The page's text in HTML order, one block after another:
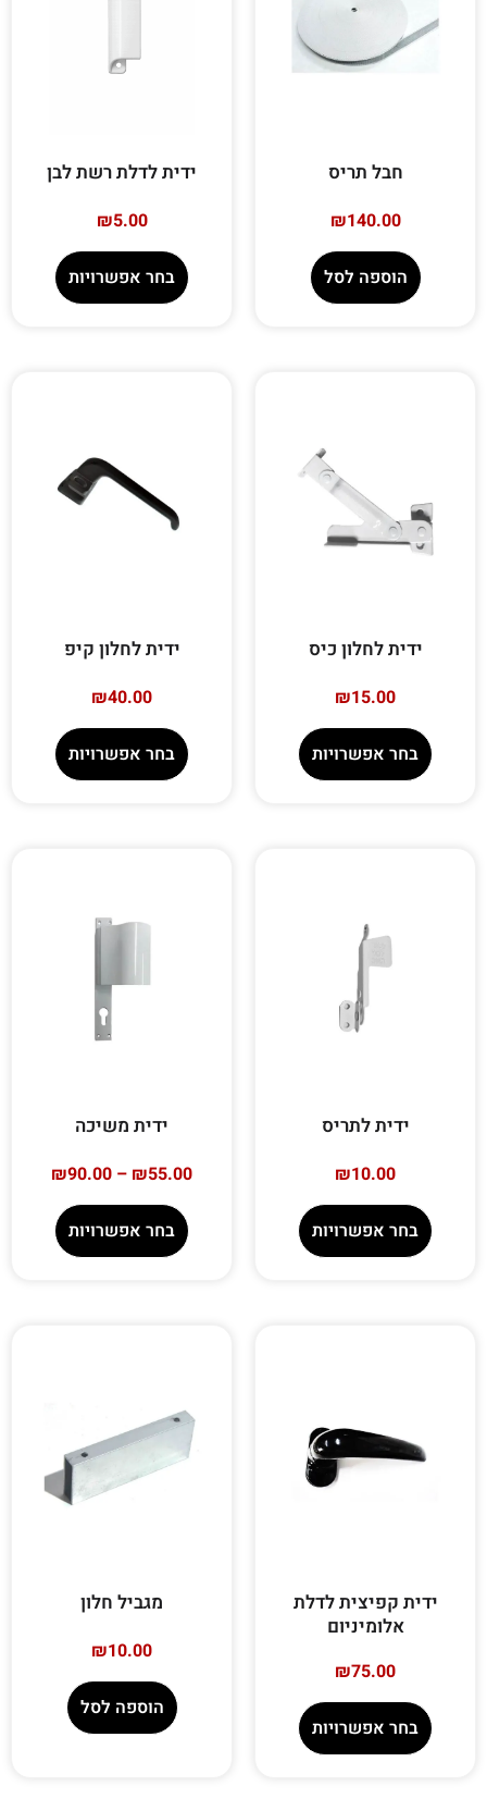
חבל תריס
₪140.00
הוספה לסל
ידית לדלת רשת לבן
₪5.00
בחר אפשרויות
ידית לחלון כיס
₪15.00
בחר אפשרויות
ידית לחלון קיפ
₪40.00
בחר אפשרויות
ידית לתריס
₪10.00
בחר אפשרויות
ידית משיכה
₪55.00
–
₪90.00
בחר אפשרויות
ידית קפיצית לדלת
אלומיניום
₪75.00
בחר אפשרויות
מגביל חלון
₪10.00
הוספה לסל